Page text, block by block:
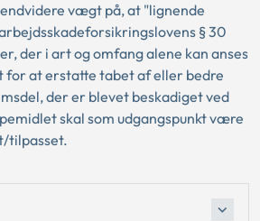
vægt på, at "lignende
§ 30
der i art og omfang alene kan anses
at erstatte tabet af eller bedre
der er blevet beskadiget ved
skal som udgangspunkt være
tilpasset.